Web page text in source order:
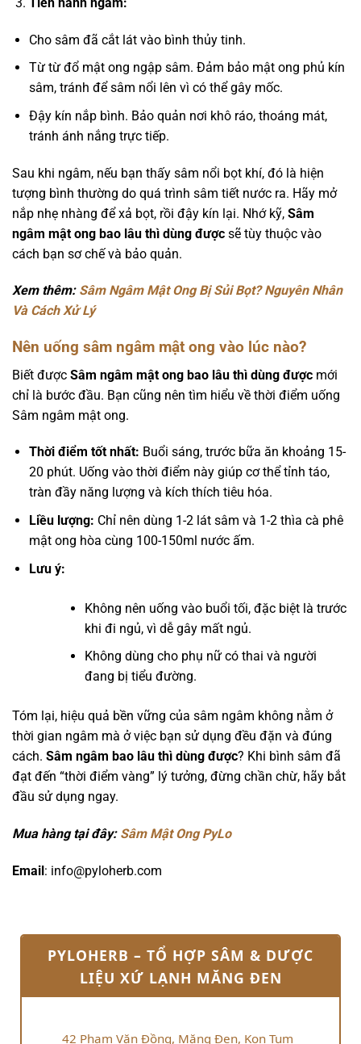
Cho sâm đã cắt lát vào bình thủy tinh.
Từ từ đổ mật ong ngập sâm. Đảm bảo mật ong phủ kín
sâm, tránh để sâm nổi lên vì có thể gây mốc.
Đậy kín nắp bình. Bảo quản nơi khô ráo, thoáng mát,
tránh ánh nắng trực tiếp.
Sau khi ngâm, nếu bạn thấy sâm nổi bọt khí, đó là hiện
tượng bình thường do quá trình sâm tiết nước ra. Hãy mở
nắp nhẹ nhàng để xả bọt, rồi đậy kín lại. Nhớ kỹ, Sâm
ngâm mật ong bao lâu thì dùng được sẽ tùy thuộc vào
cách bạn sơ chế và bảo quản.
Xem thêm: Sâm Ngâm Mật Ong Bị Sủi Bọt? Nguyên Nhân
Và Cách Xử Lý
Nên uống sâm ngâm mật ong vào lúc nào?
Biết được Sâm ngâm mật ong bao lâu thì dùng được mới
chỉ là bước đầu. Bạn cũng nên tìm hiểu về thời điểm uống
Sâm ngâm mật ong.
Thời điểm tốt nhất: Buổi sáng, trước bữa ăn khoảng 15-
20 phút. Uống vào thời điểm này giúp cơ thể tỉnh táo,
tràn đầy năng lượng và kích thích tiêu hóa.
Liều lượng: Chỉ nên dùng 1-2 lát sâm và 1-2 thìa cà phê
mật ong hòa cùng 100-150ml nước ấm.
Lưu ý:
Không nên uống vào buổi tối, đặc biệt là trước
khi đi ngủ, vì dễ gây mất ngủ.
Không dùng cho phụ nữ có thai và người
đang bị tiểu đường.
Tóm lại, hiệu quả bền vững của sâm ngâm không nằm ở
thời gian ngâm mà ở việc bạn sử dụng đều đặn và đúng
cách. Sâm ngâm bao lâu thì dùng được? Khi bình sâm đã
đạt đến “thời điểm vàng” lý tưởng, đừng chần chừ, hãy bắt
đầu sử dụng ngay.
Mua hàng tại đây: Sâm Mật Ong PyLo
Email: info@pyloherb.com
PYLOHERB – TỔ HỢP SÂM & DƯỢC
LIỆU XỨ LẠNH MĂNG ĐEN
42 Phạm Văn Đồng, Măng Đen, Kon Tum